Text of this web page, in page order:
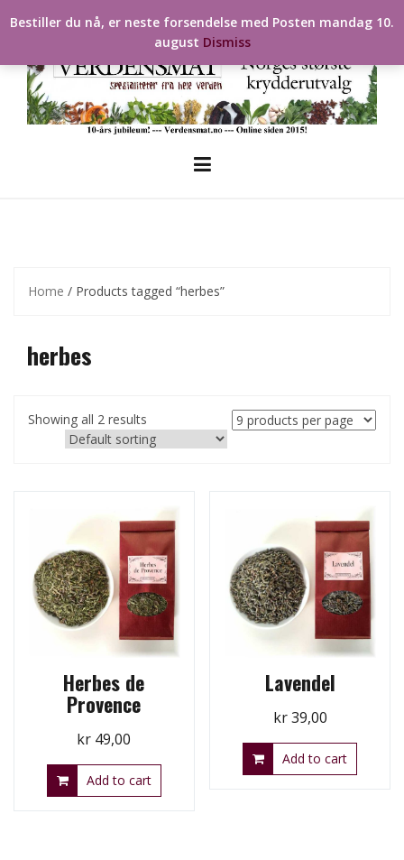
to
Home / Products tagged “herbes”
herbes
Showing all 2 results
Herbes de
Provence
kr 49,00
Add to cart
Lavendel
kr39,00
Add to cart
Bestiller du nå, er neste forsendelse med Posten mandag 10.
august Dismiss